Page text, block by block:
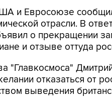
и Евросоюзе
отрасли. В
о прекращении
и отзыве оттуда
"Главкосмоса"
отказаться от
выведения